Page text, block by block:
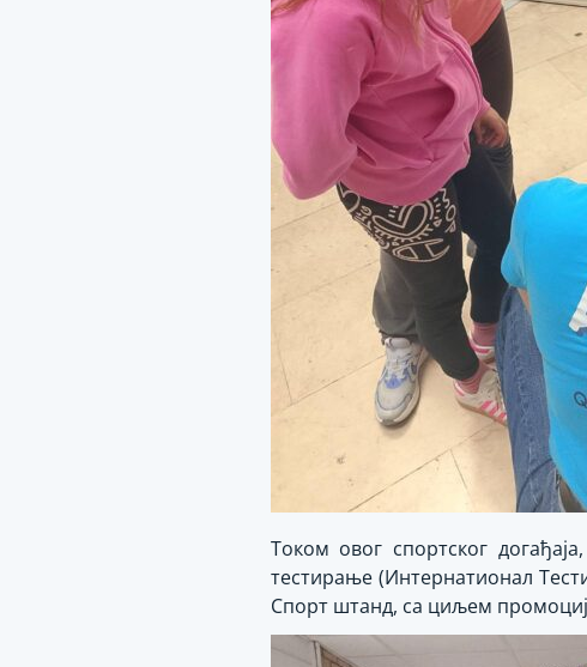
Током овог спортског
тестирање (Интернатионал
Спорт штанд, са циљем